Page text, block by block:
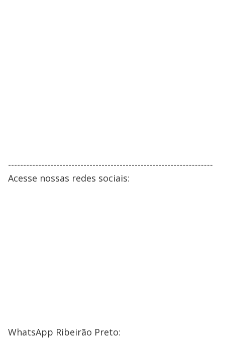
--------------------------------------------------------------------
Acesse nossas redes sociais:
WhatsApp Ribeirão Preto: